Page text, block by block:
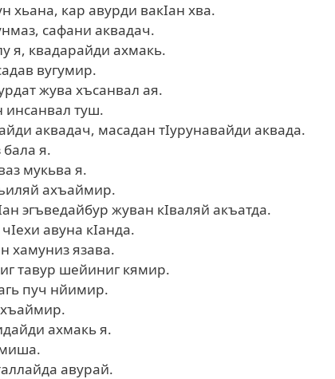
хьана, кар авурди вакIан хва.
сафани аквадач.
я, квадарайди ахмакь.
вугумир.
жува хъсанвал ая.
инсанвал туш.
аквадач, масадан тIурунавайди аквада.
я.
мукьва я.
ахъаймир.
эгъведайбур жуван кIваляй акъатда.
авуна кIанда.
хамуниз язава.
тавур шейиниг кямир.
пуч нйимир.
ахмакь я.
авурай.